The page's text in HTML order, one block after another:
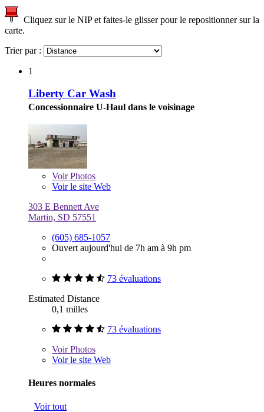
Cliquez sur le NIP et faites-le glisser pour le repositionner sur la
carte.
Trier par :
1
Liberty Car Wash
Concessionnaire U-Haul dans le voisinage
VoirPhotos
Voir le site Web
303 E Bennett Ave
Martin, SD 57551
(605) 685-1057
Ouvert aujourd'hui de 7h am à 9h pm
73 évaluations
Estimated Distance
0,1 milles
73 évaluations
VoirPhotos
Voir le site Web
Heures normales
Voir tout